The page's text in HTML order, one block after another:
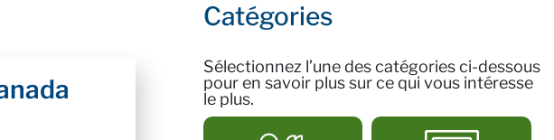
Catégories
Sélectionnez l’une des catégories ci-dessous
pour en savoir plus sur ce qui vous intéresse
le plus.